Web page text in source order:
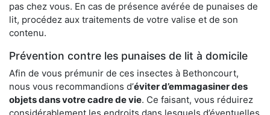
pas chez vous. En cas de présence avérée de punaises de
lit, procédez aux traitements de votre valise et de son
contenu.
Prévention contre les punaises de lit à domicile
Afin de vous prémunir de ces insectes à Bethoncourt,
nous vous recommandions d’éviter d’emmagasiner des
objets dans votre cadre de vie. Ce faisant, vous réduirez